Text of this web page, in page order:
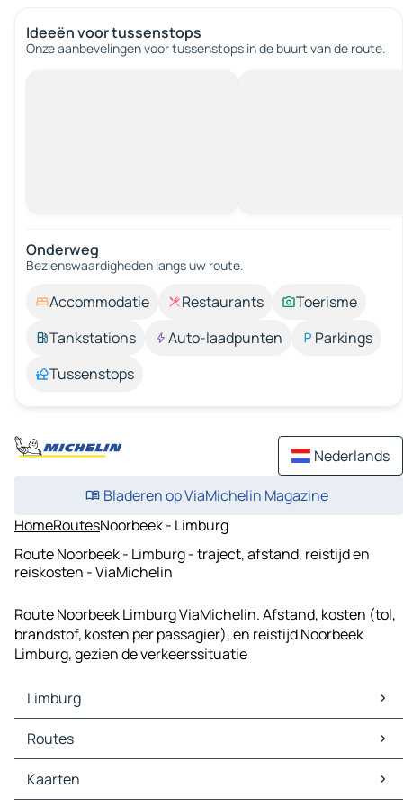
Ideeën voor tussenstops
Onze aanbevelingen voor tussenstops in de buurt van de route.
Onderweg
Bezienswaardigheden langs uw route.
Accommodatie Restaurants
Toerisme
Tankstations
Auto-laadpunten
Parkings
Tussenstops
Nederlands
Bladeren op ViaMichelin Magazine
HomeRoutesNoorbeek - Limburg
Route Noorbeek - Limburg - traject, afstand, reistijd en
reiskosten - ViaMichelin
Route Noorbeek Limburg ViaMichelin. Afstand, kosten (tol,
brandstof, kosten per passagier), en reistijd Noorbeek
Limburg, gezien de verkeerssituatie
Limburg
Limburg Kaarten
Limburg Verkeer
Limburg Hotels
Limburg Restaurants
Routes
Routes Limburg - Verviers
Routes Limburg - Dison
Kaarten